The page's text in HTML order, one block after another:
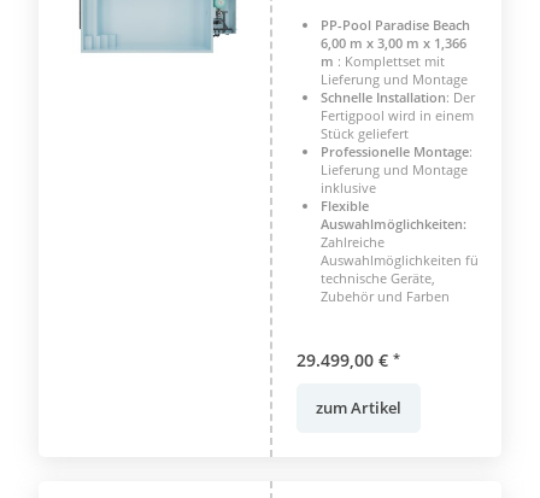
3,00 m x 1,366 m ) -
mit Technikset und
Montage
PP-Pool Paradise Beach
6,00 m x 3,00 m x 1,366
m : Komplettset mit
Lieferung und Montage
Schnelle Installation: Der
Fertigpool wird in einem
Stück geliefert
Professionelle Montage:
Lieferung und Montage
inklusive
Flexible
Auswahlmöglichkeiten:
Zahlreiche
Auswahlmöglichkeiten für
technische Geräte,
Zubehör und Farben
29.499,00 € *
zum Artikel